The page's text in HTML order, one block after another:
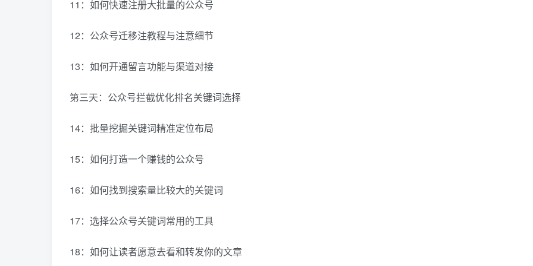
11：如何快速注册大批量的公众号
12：公众号迁移注教程与注意细节
13：如何开通留言功能与渠道对接
第三天：公众号拦截优化排名关键词选择
14：批量挖掘关键词精准定位布局
15：如何打造一个赚钱的公众号
16：如何找到搜索量比较大的关键词
17：选择公众号关键词常用的工具
18：如何让读者愿意去看和转发你的文章